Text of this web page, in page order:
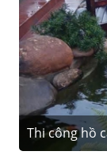
Thi công hồ